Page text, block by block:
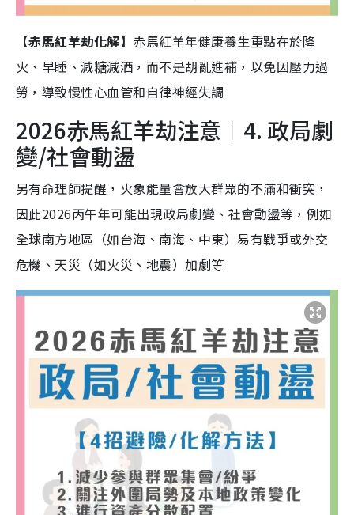
【赤馬紅羊劫化解】 赤馬紅羊年健康養生重點在於降
火、早睡、減糖減酒，而不是胡亂進補，以免因壓力過
勞，導致慢性心血管和自律神經失調
2026赤馬紅羊劫注意︱4. 政局劇
變/社會動盪
另有命理師提醒，火象能量會放大群眾的不滿和衝突，
因此2026丙午年可能出現政局劇變、社會動盪等，例如
全球南方地區（如台海、南海、中東）易有戰爭或外交
危機、天災（如火災、地震）加劇等